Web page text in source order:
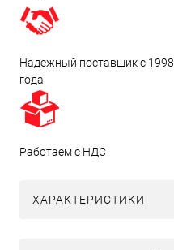
Надежный поставщик с 1998
года
Работаем с НДС
ХАРАКТЕРИСТИКИ